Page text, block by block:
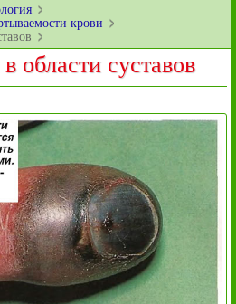
крови
области суставов